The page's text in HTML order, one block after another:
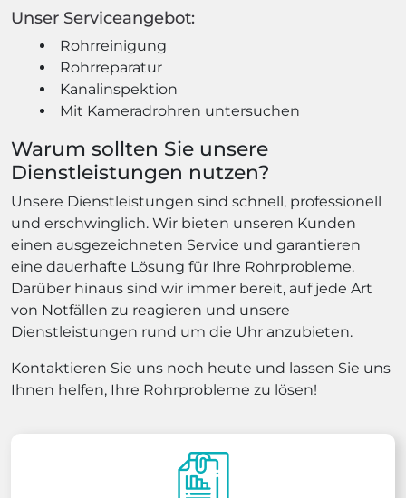
Unser Serviceangebot:
Rohrreinigung
Rohrreparatur
Kanalinspektion
Mit Kameradrohren untersuchen
Warum sollten Sie unsere
Dienstleistungen nutzen?
Unsere Dienstleistungen sind schnell, professionell
und erschwinglich. Wir bieten unseren Kunden
einen ausgezeichneten Service und garantieren
eine dauerhafte Lösung für Ihre Rohrprobleme.
Darüber hinaus sind wir immer bereit, auf jede Art
von Notfällen zu reagieren und unsere
Dienstleistungen rund um die Uhr anzubieten.
Kontaktieren Sie uns noch heute und lassen Sie uns
Ihnen helfen, Ihre Rohrprobleme zu lösen!